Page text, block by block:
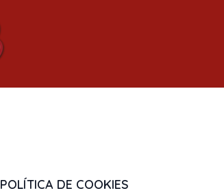
POLÍTICA DE COOKIES